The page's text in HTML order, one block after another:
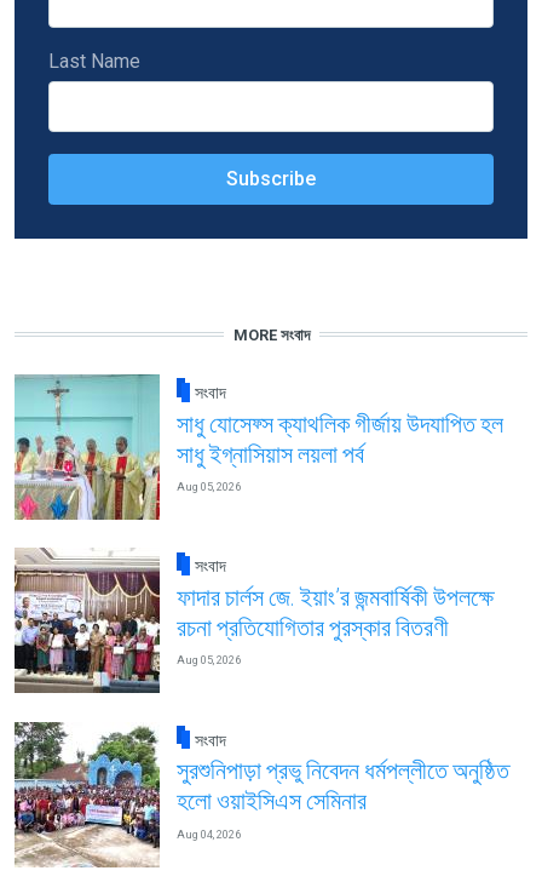
Last Name
MORE সংবাদ
সংবাদ
সাধু যোসেফ্স ক্যাথলিক গীর্জায় উদযাপিত হল
সাধু ইগ্নাসিয়াস লয়লা পর্ব
Aug 05, 2026
সংবাদ
ফাদার চার্লস জে. ইয়াং’র জন্মবার্ষিকী উপলক্ষে
রচনা প্রতিযোগিতার পুরস্কার বিতরণী
Aug 05, 2026
সংবাদ
সুরশুনিপাড়া প্রভু নিবেদন ধর্মপল্লীতে অনুষ্ঠিত
হলো ওয়াইসিএস সেমিনার
Aug 04, 2026